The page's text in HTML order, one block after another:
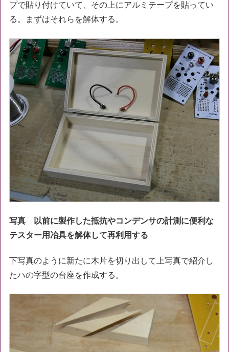
プで貼り付けていて、その上にアルミテープを貼ってい
る。まずはそれらを解体する。
写真 以前に製作した抵抗やコンデンサの計測に便利な
テスター用冶具を解体して再利用する
下写真のように新たに木片を切り出して上写真で紹介し
たハの字型の台座を作成する。